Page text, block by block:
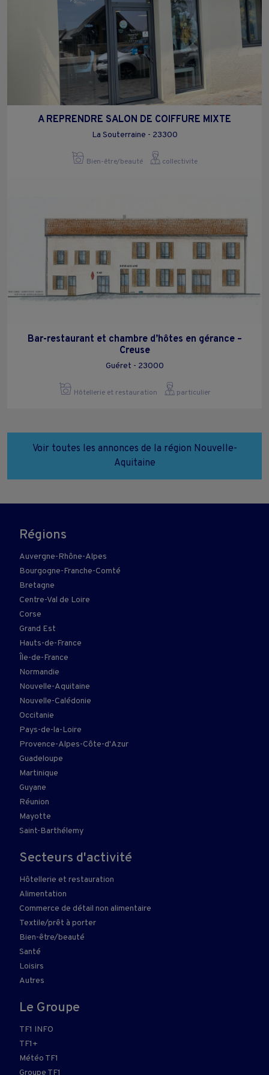
A REPRENDRE SALON DE COIFFURE MIXTE
La Souterraine - 23300
Bien-être/beauté collectivite
Bar-restaurant et chambre d’hôtes en gérance –
Creuse
Guéret - 23000
Hôtellerie et restauration particulier
Voir toutes les annonces de la région Nouvelle-
Aquitaine
Régions
Auvergne-Rhône-Alpes
Bourgogne-Franche-Comté
Bretagne
Centre-Val de Loire
Corse
Grand Est
Hauts-de-France
Île-de-France
Normandie
Nouvelle-Aquitaine
Nouvelle-Calédonie
Occitanie
Pays-de-la-Loire
Provence-Alpes-Côte-d'Azur
Guadeloupe
Martinique
Guyane
Réunion
Mayotte
Saint-Barthélemy
Secteurs d'activité
Hôtellerie et restauration
Alimentation
Commerce de détail non alimentaire
Textile/prêt à porter
Bien-être/beauté
Santé
Loisirs
Autres
Le Groupe
TF1 INFO
TF1+
Météo TF1
Groupe TF1